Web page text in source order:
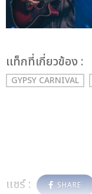
เเท็กที่เกี่ยวข้อง :
GYPSY CARNIVAL
แชร์ : SHARE